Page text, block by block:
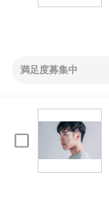
満足度募集中